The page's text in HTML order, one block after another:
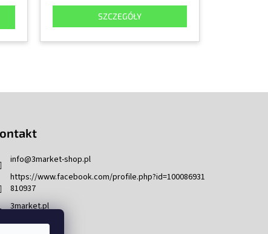
SZCZEGÓŁY
info@3market-shop.pl
https://www.facebook.com/profile.php?id=100086931
810937
3market.pl